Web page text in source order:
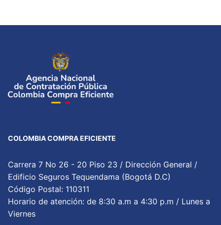
COLOMBIA COMPRA EFICIENTE
Carrera 7 No 26 - 20 Piso 23 / Dirección General /
Edificio Seguros Tequendama (Bogotá D.C)
Código Postal: 110311
Horario de atención: de 8:30 a.m a 4:30 p.m / Lunes a
Viernes